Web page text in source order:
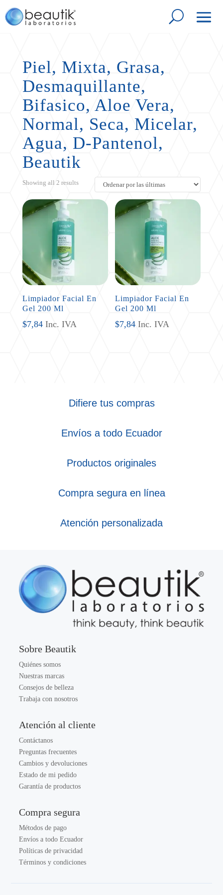
Piel, Mixta, Grasa,
Desmaquillante,
Bifasico, Aloe Vera,
Normal, Seca, Micelar,
Agua, D-Pantenol,
Beautik
Showing all 2 resultsSorted
latest
Limpiador Facial En
Gel 200 Ml
$7,84 Inc. IVA
Limpiador Facial En
Gel 200 Ml
$7,84 Inc. IVA
Difiere tus compras
Envíos a todo Ecuador
Productos originales
Compra segura en línea
Atención personalizada
Sobre Beautik
Quiénes somos
Nuestras marcas
Consejos de belleza
Trabaja con nosotros
Atención al cliente
Contáctanos
Preguntas frecuentes
Cambios y devoluciones
Estado de mi pedido
Garantía de productos
Compra segura
Métodos de pago
Envíos a todo Ecuador
Políticas de privacidad
Términos y condiciones